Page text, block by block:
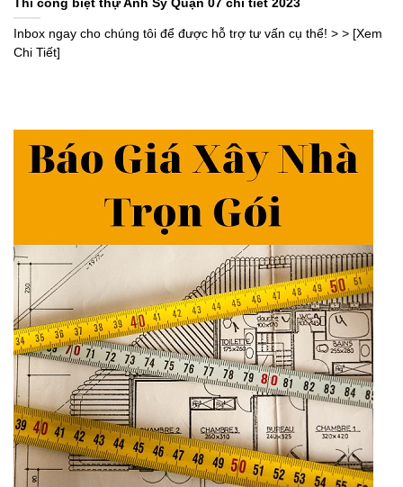
Thi công biệt thự Anh Sỹ Quận 07 chi tiết 2023
Inbox ngay cho chúng tôi để được hỗ trợ tư vấn cụ thể! > > [Xem
Chi Tiết]